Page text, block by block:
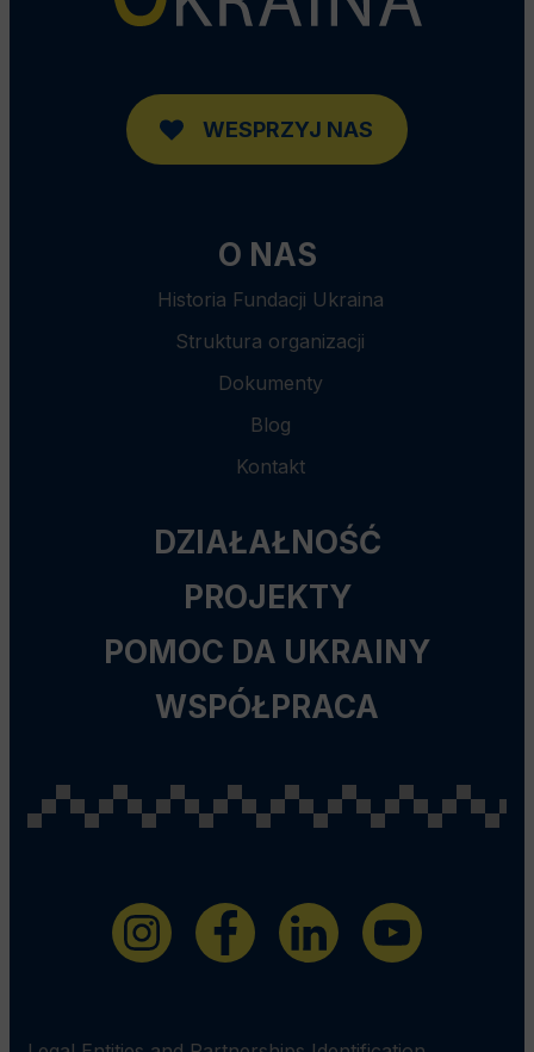
WESPRZYJ NAS
O NAS
Historia Fundacji Ukraina
Struktura organizacji
Dokumenty
Blog
Kontakt
DZIAŁAŁNOŚĆ
PROJEKTY
POMOC DA UKRAINY
WSPÓŁPRACA